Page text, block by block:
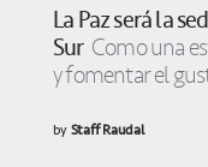
La Paz será la
Sur Como una
y fomentar el
byStaff Raudal